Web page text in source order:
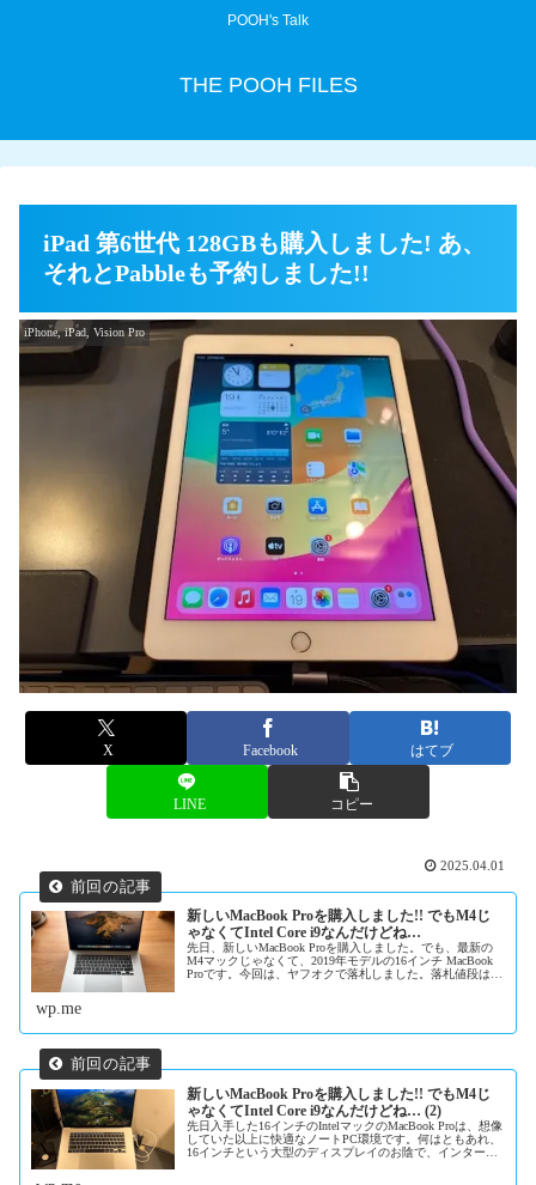
POOH's Talk
THE POOH FILES
iPad 第6世代 128GBも購入しました! あ、
それとPabbleも予約しました!!
iPhone, iPad, Vision Pro
X Facebook はてブ
LINE コピー
2025.04.01
新しいMacBook Proを購入しました!! でもM4じ
ゃなくてIntel Core i9なんだけどね…
先日、新しいMacBook Proを購入しました。でも、最新の
M4マックじゃなくて、2019年モデルの16インチ MacBook
Proです。今回は、ヤフオクで落札しました。落札値段は7
wp.me
新しいMacBook Proを購入しました!! でもM4じ
ゃなくてIntel Core i9なんだけどね… (2)
先日入手した16インチのIntelマックのMacBook Proは、想像
していた以上に快適なノートPC環境です。何はともあれ、
16インチという大型のディスプレイのお陰で、インターネ